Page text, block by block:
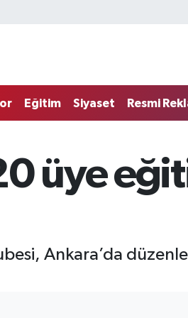
Eğitim Siyaset Resmi
üye
Ankara’da